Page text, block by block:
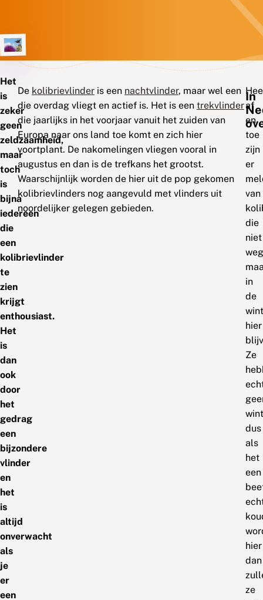
Het
is
zeker
geen
zeldzaamheid,
maar
toch
is
bijna
iedereen
die
een
kolibrievlinder
te
zien
krijgt
enthousiast.
Het
is
dan
ook
door
het
gedrag
een
bijzondere
vlinder
en
het
is
altijd
onverwacht
als
je
er
een
De kolibrievlinder is een nachtvlinder, maar wel een
die overdag vliegt en actief is. Het is een trekvlinder
die jaarlijks in het voorjaar vanuit het zuiden van
Europa naar ons land toe komt en zich hier
voortplant. De nakomelingen vliegen vooral in
augustus en dan is de trefkans het grootst.
Waarschijnlijk worden de hier uit de pop gekomen
kolibrievlinders nog aangevuld met vlinders uit
noordelijker gelegen gebieden.
In
af
en
toe
zijn
er
van
die
niet
in
de
hier
Ze
dus
als
het
een
hier
dan
ze